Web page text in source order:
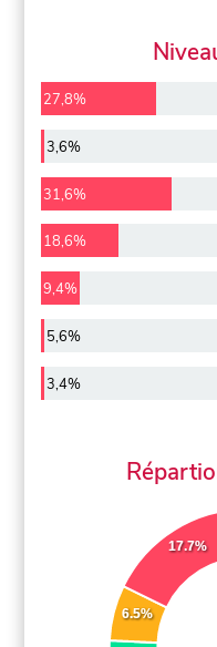
27,8%
3,6%
31,6%
18,6%
9,4%
5,6%
3,4%
6.5%
17.7%